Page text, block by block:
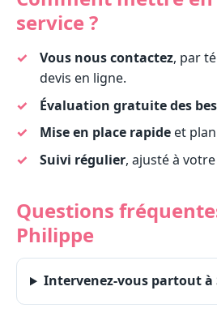
service ?
Vous nous contactez, par
devis en ligne.
Évaluation gratuite des
Mise en place rapideet
Suivi régulier, ajusté à
Questions
Philippe
Intervenez-vous partout à